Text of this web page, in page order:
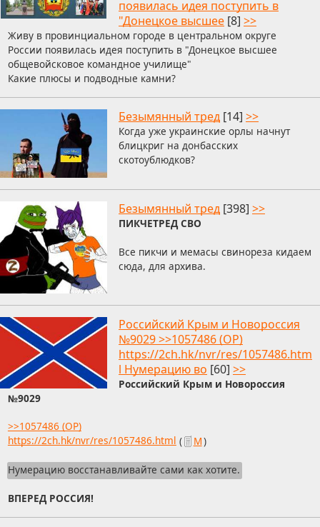
появилась идея поступить в
"Донецкое высшее [8] >>
Живу в провинциальном городе в центральном округе
России появилась идея поступить в "Донецкое высшее
общевойсковое командное училище"
Какие плюсы и подводные камни?
Безымянный тред [14] >>
Когда уже украинские орлы начнут
блицкриг на донбасских
скотоублюдков?
Безымянный тред [398] >>
ПИКЧЕТРЕД СВО
Все пикчи и мемасы свинореза кидаем
сюда, для архива.
Российский Крым и Новороссия
№9029 >>1057486 (OP)
https://2ch.hk/nvr/res/1057486.htm
l Нумерацию во [60] >>
Российский Крым и Новороссия
№9029
>>1057486 (OP)
https://2ch.hk/nvr/res/1057486.html ( М)
Нумерацию восстанавливайте сами как хотите.
ВПЕРЕД РОССИЯ!